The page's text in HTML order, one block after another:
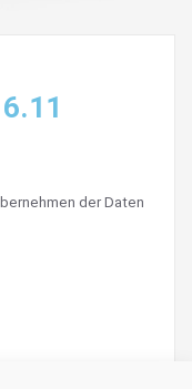
der Daten